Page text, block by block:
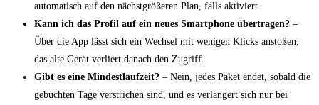
automatisch auf den nächstgrößeren Plan, falls aktiviert.
Kann ich das Profil auf ein neues Smartphone übertragen? –
Über die App lässt sich ein Wechsel mit wenigen Klicks anstoßen;
das alte Gerät verliert danach den Zugriff.
Gibt es eine Mindestlaufzeit? – Nein, jedes Paket endet, sobald die
gebuchten Tage verstrichen sind, und es verlängert sich nur bei